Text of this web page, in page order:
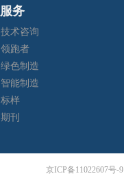
服务
技术咨询
领跑者
绿色制造
智能制造
标样
期刊
京ICP备11022607号-9